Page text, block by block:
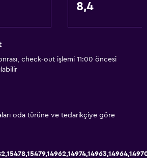
8,4
check-out işlemi 11:00 öncesi
oda türüne ve tedarikçiye göre